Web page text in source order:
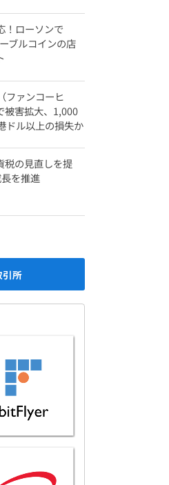
！ローソンで
ブルコインの店
ファンコーヒ
被害拡大、1,000
ドル以上の損失か
税の見直しを提
を推進
引所